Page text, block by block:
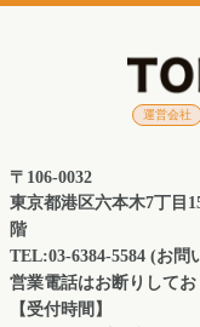
運営会社
〒106-0032
東京都港区六本木7丁目
階
TEL:03-6384-5584 (お問
営業電話はお断りしてお
【受付時間】